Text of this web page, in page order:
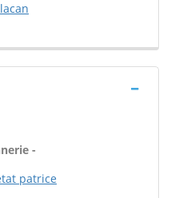
-
patrice